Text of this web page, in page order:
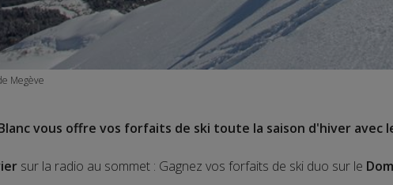
Megève
vous offre vos forfaits de ski toute la saison d'hiver avec le
sur la radio au sommet : Gagnez vos forfaits de ski duo sur le